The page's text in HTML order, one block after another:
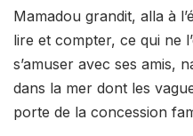
Mamadou grandit, alla à
lire et compter, ce qui ne
s’amuser avec ses amis,
dans la mer dont les
porte de la concession